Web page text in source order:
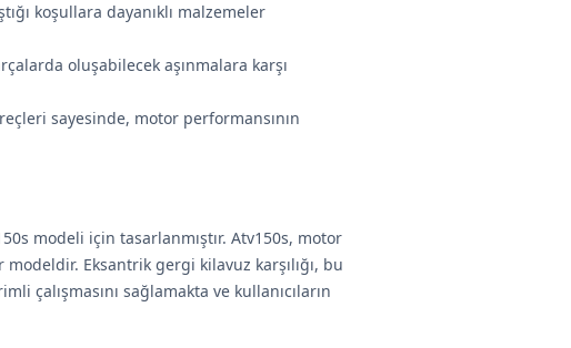
koşullara dayanıklı malzemeler
oluşabilecek aşınmalara karşı
sayesinde, motor performansının
modeli için tasarlanmıştır. Atv150s, motor
Eksantrik gergi kilavuz karşılığı, bu
çalışmasını sağlamakta ve kullanıcıların